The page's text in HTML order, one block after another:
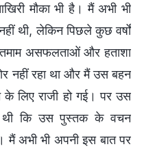
मौका भी है। मैं अभी भी
थी, लेकिन पिछले कुछ वर्षों
तमाम असफलताओं और हताशा
नहीं रहा था और मैं उस बहन
लिए राजी हो गई। पर उस
थी कि उस पुस्तक के वचन
मैं अभी भी अपनी इस बात पर